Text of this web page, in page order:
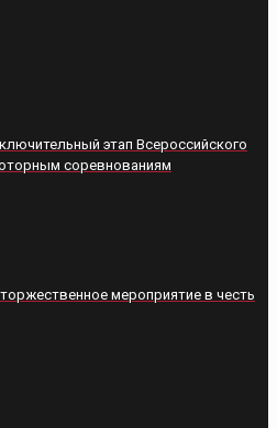
этап Всероссийского
соревнованиям
мероприятие в честь